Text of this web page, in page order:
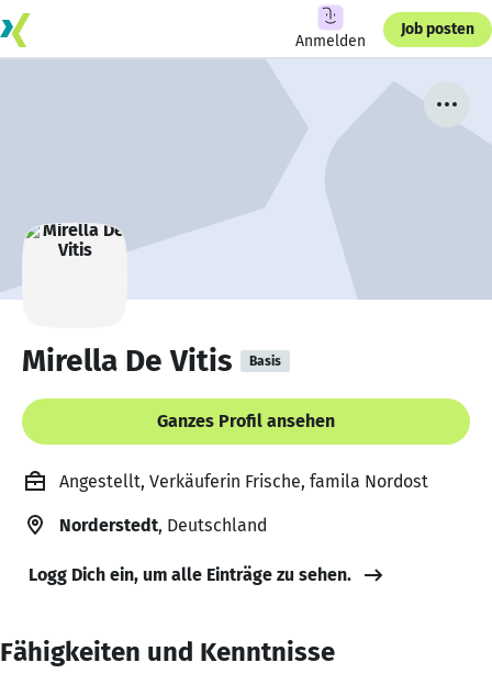
Anmelden
Job posten
Mirella De Vitis Basis
Ganzes Profil ansehen
Angestellt, Verkäuferin Frische, famila Nordost
Norderstedt, Deutschland
Logg Dich ein, um alle Einträge zu sehen.
Fähigkeiten und Kenntnisse